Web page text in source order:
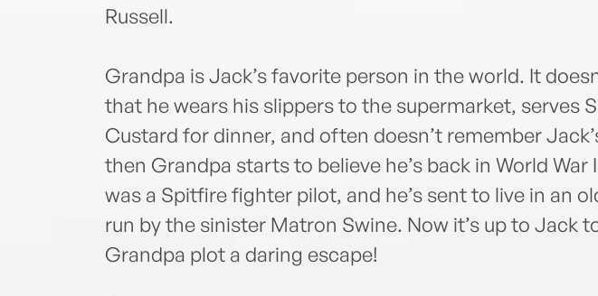
Russell.
Grandpa is Jack’s favorite person in the world. It
that he wears his slippers to the supermarket, serves
Custard for dinner, and often doesn’t remember
then Grandpa starts to believe he’s back in World War
was a Spitfire fighter pilot, and he’s sent to live in an
run by the sinister Matron Swine. Now it’s up to Jack
Grandpa plot a daring escape!